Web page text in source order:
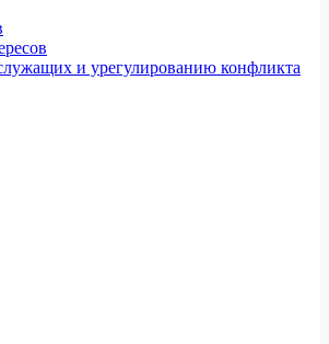
и урегулированию конфликта